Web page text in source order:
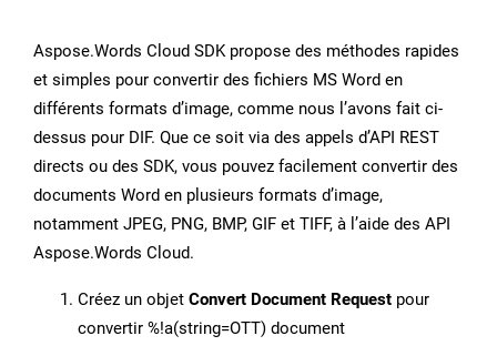
Aspose.Words Cloud SDK propose des méthodes rapides
et simples pour convertir des fichiers MS Word en
différents formats d’image, comme nous l’avons fait ci-
dessus pour DIF. Que ce soit via des appels d’API REST
directs ou des SDK, vous pouvez facilement convertir des
documents Word en plusieurs formats d’image,
notamment JPEG, PNG, BMP, GIF et TIFF, à l’aide des API
Aspose.Words Cloud.
Créez un objet Convert Document Request pour
convertir %!a(string=OTT) document